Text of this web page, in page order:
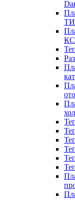
КC